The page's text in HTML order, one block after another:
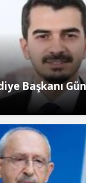
Başkanı